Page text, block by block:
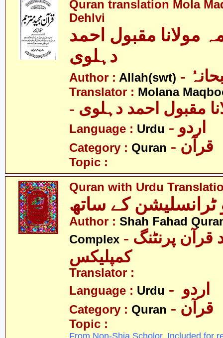
Quran translation Mola
Dehlvi
مولانا مقبول احمد
دہلوی
Author : Allah(swt)
Translator : Molana
مقبول احمد دہلوی
Language : Urdu - اردو
Category : Quran - قرآن
Topic :
Quran with Urdu
Author : Shah Fahad
Complex - شاہ فہد قرآن پرنٹنگ
کمپلیکس
Translator :
Language : Urdu
Category : Quran - قرآن
Topic :
From Non-Shia Scholor. Included for